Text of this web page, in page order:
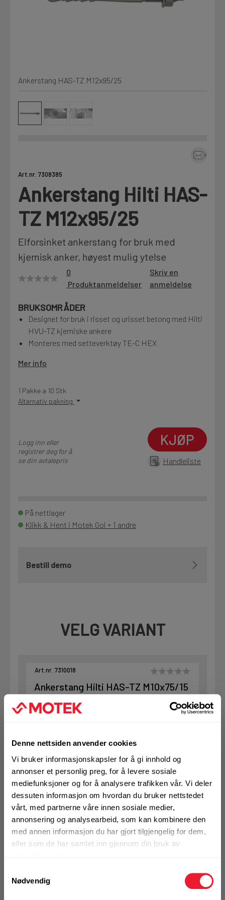
Denne nettsiden anvender cookies
Vi bruker informasjonskapsler for å gi innhold og
annonser et personlig preg, for å levere sosiale
mediefunksjoner og for å analysere trafikken vår. Vi deler
dessuten informasjon om hvordan du bruker nettstedet
vårt, med partnerne våre innen sosiale medier,
annonsering og analysearbeid, som kan kombinere den
med annen informasjon du har gjort tilgjengelig for dem,
eller som de har samlet inn gjennom din bruk av
Nødvendig
Annet
Fag
Motek
Finn butikk
Kontakt
Fra rådgivning til sporing av ordre
Kampanjer
Kvalitetsprodukter til ekstra gode priser
Siste nytt om dine favorittprodukter
Prislister
Firmainformasjon
LOGG UT
Ankerstang HAS-TZ M12x95/25
Art.nr. 7308385
Ankerstang Hilti HAS-
TZ M12x95/25
Elforsinket ankerstang for bruk med
kjemisk anker, høyest mulig ytelse
0
Produktanmeldelser
Skriv en
anmeldelse
BRUKSOMRÅDER
Designet for bruk i risset og urisset betong med Hilti
HVU-TZ kjemiske ankere
Monteres med setteverktøy TE-C HEX
Mer info
1 Pakke a 10 Stk
Alternativ pakning
Logg inn eller
registrer deg for å
se din avtalepris
KJØP
Handleliste
På nettlager
Klikk & Hent i Motek Gol + 1 andre
Bestill demo
VELG VARIANT
Art.nr. 7310018
Ankerstang Hilti HAS-TZ M10x75/15
Ikke på nettlager - forventet sendingsklare
13.08.2026 (usikker dato)
Alternativ pakning
Logg inn eller
registrer deg for å
se din avtalepris
KJØP
Handleliste
Art.nr. 7308386
Ikke på nettlager
Klikk & Hent i Motek Gol + 1 andre